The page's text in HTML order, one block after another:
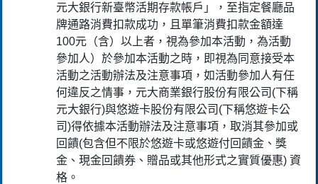
元大銀行新臺幣活期存款帳戶」，至指定餐廳品
牌通路消費扣款成功，且單筆消費扣款金額達
100元（含）以上者，視為參加本活動，為活動
參加人）於參加本活動之時，即視為同意接受本
活動之活動辦法及注意事項，如活動參加人有任
何違反之情事，元大商業銀行股份有限公司(下稱
元大銀行)與悠遊卡股份有限公司(下稱悠遊卡公
司)得依據本活動辦法及注意事項，取消其參加或
回饋(包含但不限於悠遊卡或悠遊付回饋金、獎
金、現金回饋券、贈品或其他形式之實質優惠) 資
格。